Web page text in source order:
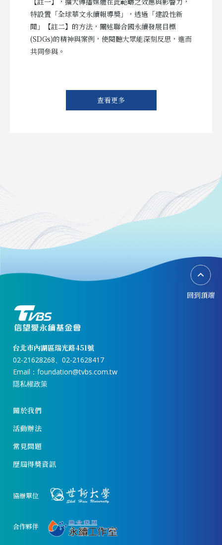
特設置「全球華文永續報導獎」，透過「建設性新
聞」【註二】的方法，闡述聯合國永續發展目標
(SDGs)的精神與案例，使閱聽大眾能深刻反思，進而
共同參與。
查看更多
回到頂端
台北市內湖區瑞光路451號
02-21628268、02-21628417
Email： foundation@tvbs.com.tw
隱私權政策
關於我們
活動辦法
常見問題
歷屆得獎資訊
協辦單位
合作夥伴